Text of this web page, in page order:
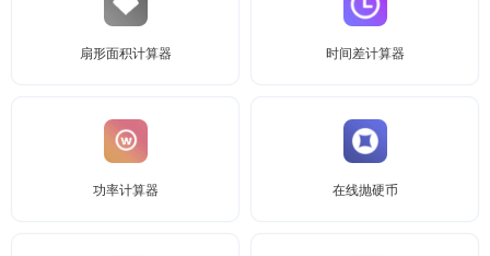
扇形面积计算器 时间差计算器
功率计算器 在线抛硬币